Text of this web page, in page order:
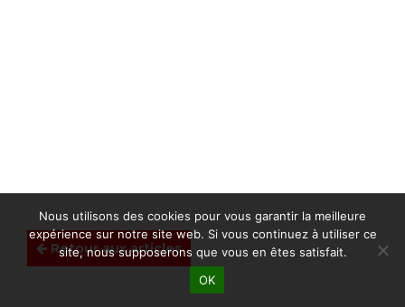
Retour aux articles
Nous utilisons des cookies pour vous garantir la meilleure
expérience sur notre site web. Si vous continuez à utiliser ce
site, nous supposerons que vous en êtes satisfait.
OK